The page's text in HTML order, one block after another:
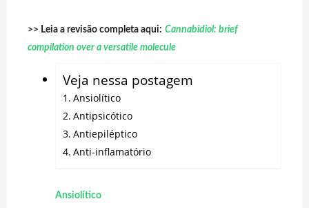
>> Leia a revisão completa aqui: Cannabidiol: brief
compilation over a versatile molecule
Veja nessa postagem
Ansiolítico
Antipsicótico
Antiepiléptico
Anti-inflamatório
Ansiolítico